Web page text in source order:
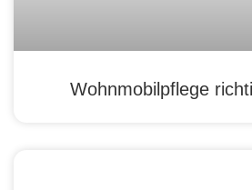
Wohnmobilpflege